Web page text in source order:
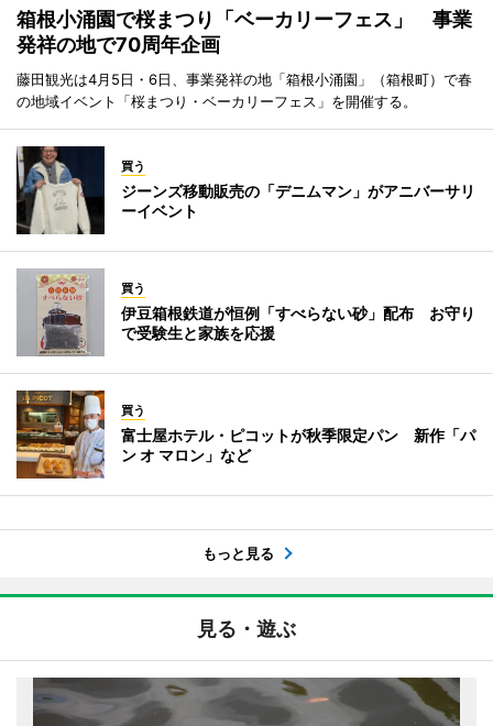
箱根小涌園で桜まつり「ベーカリーフェス」 事業
発祥の地で70周年企画
藤田観光は4月5日・6日、事業発祥の地「箱根小涌園」（箱根町）で春
の地域イベント「桜まつり・ベーカリーフェス」を開催する。
買う
ジーンズ移動販売の「デニムマン」がアニバーサリ
ーイベント
買う
伊豆箱根鉄道が恒例「すべらない砂」配布 お守り
で受験生と家族を応援
買う
富士屋ホテル・ピコットが秋季限定パン 新作「パ
ン オ マロン」など
もっと見る
見る・遊ぶ